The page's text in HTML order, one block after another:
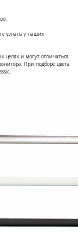
узнать у наших
целях и могут отличаться
При подборе цвета